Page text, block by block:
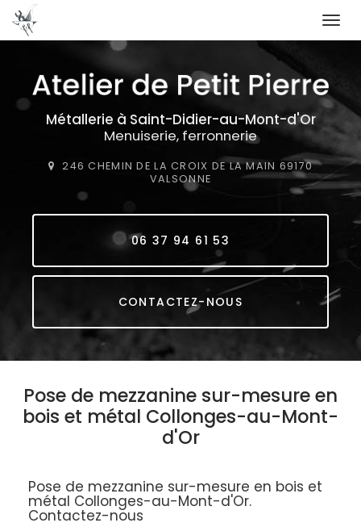
contenu
principalMétallerie à Saint-Didier-au-Mont-d'Or
Menuiserie, ferronnerie
246 CHEMIN DE LA CROIX DE LA MAIN 69170
VALSONNE
06 37 94 61 53
CONTACTEZ-NOUS
Pose de mezzanine sur-mesure en
bois et métal Collonges-au-Mont-
d'Or
Pose de mezzanine sur-mesure en bois et
métal Collonges-au-Mont-d'Or.
Contactez-nous